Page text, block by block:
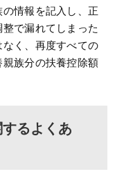
情報を記入し、正
で漏れてしまった
く、再度すべての
族分の扶養控除額
るよくあ